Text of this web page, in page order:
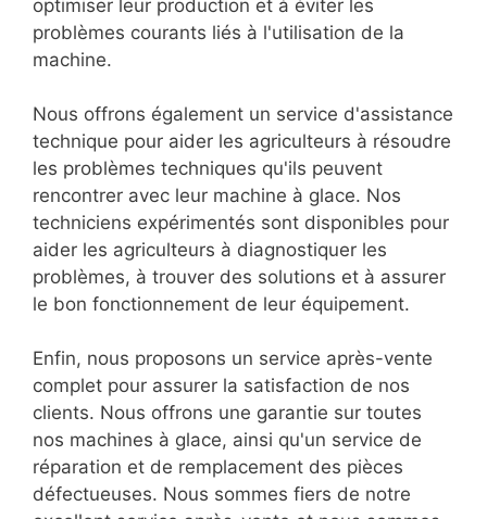
optimiser leur production et à éviter les
problèmes courants liés à l'utilisation de la
machine.
Nous offrons également un service d'assistance
technique pour aider les agriculteurs à résoudre
les problèmes techniques qu'ils peuvent
rencontrer avec leur machine à glace. Nos
techniciens expérimentés sont disponibles pour
aider les agriculteurs à diagnostiquer les
problèmes, à trouver des solutions et à assurer
le bon fonctionnement de leur équipement.
Enfin, nous proposons un service après-vente
complet pour assurer la satisfaction de nos
clients. Nous offrons une garantie sur toutes
nos machines à glace, ainsi qu'un service de
réparation et de remplacement des pièces
défectueuses. Nous sommes fiers de notre